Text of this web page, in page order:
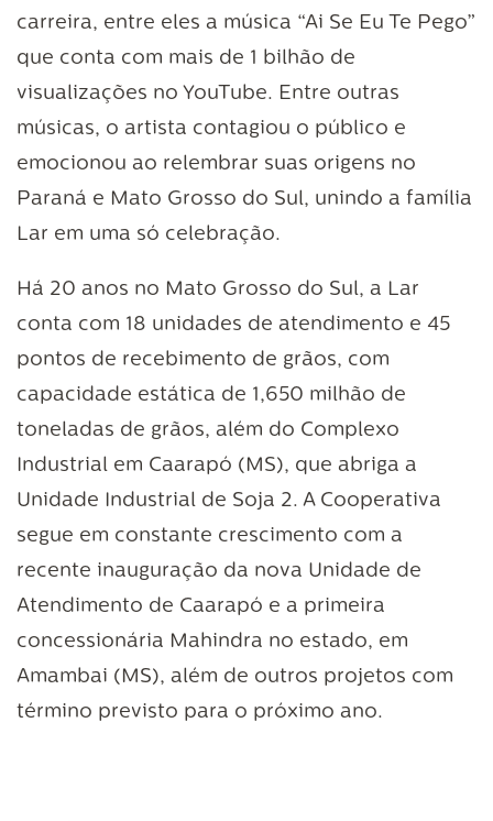
carreira, entre eles a música “Ai Se Eu Te Pego”
que conta com mais de 1 bilhão de
visualizações no YouTube. Entre outras
músicas, o artista contagiou o público e
emocionou ao relembrar suas origens no
Paraná e Mato Grosso do Sul, unindo a família
Lar em uma só celebração.
Há 20 anos no Mato Grosso do Sul, a Lar
conta com 18 unidades de atendimento e 45
pontos de recebimento de grãos, com
capacidade estática de 1,650 milhão de
toneladas de grãos, além do Complexo
Industrial em Caarapó (MS), que abriga a
Unidade Industrial de Soja 2. A Cooperativa
segue em constante crescimento com a
recente inauguração da nova Unidade de
Atendimento de Caarapó e a primeira
concessionária Mahindra no estado, em
Amambai (MS), além de outros projetos com
término previsto para o próximo ano.